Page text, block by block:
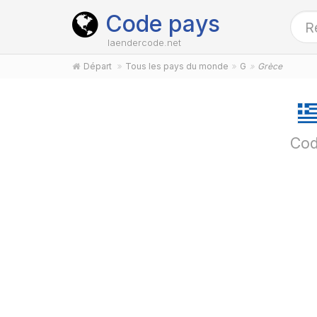
Code pays
laendercode.net
Départ Tous les pays du monde G Grèce